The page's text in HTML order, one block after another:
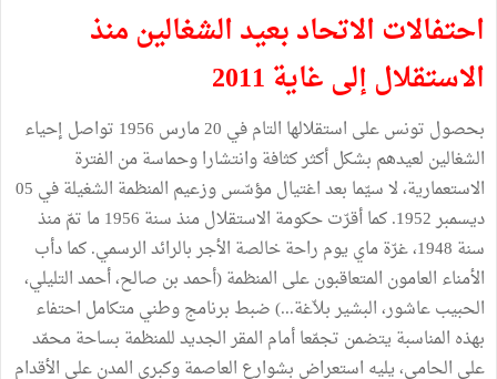
احتفالات الاتحاد بعيد الشغالين منذ
الاستقلال إلى غاية 2011
بحصول تونس على استقلالها التام في 20 مارس 1956 تواصل إحياء
الشغالين لعيدهم بشكل أكثر كثافة وانتشارا وحماسة من الفترة
الاستعمارية، لا سيّما بعد اغتيال مؤسّس وزعيم المنظمة الشغيلة في 05
ديسمبر 1952. كما أقرّت حكومة الاستقلال منذ سنة 1956 ما تمّ منذ
سنة 1948، غرّة ماي يوم راحة خالصة الأجر بالرائد الرسمي. كما دأب
الأمناء العامون المتعاقبون على المنظمة (أحمد بن صالح، أحمد التليلي،
الحبيب عاشور، البشير بلاّغة...) ضبط برنامج وطني متكامل احتفاء
بهذه المناسبة يتضمن تجمّعا أمام المقر الجديد للمنظمة بساحة محمّد
علي الحامي، يليه استعراض بشوارع العاصمة وكبرى المدن على الأقدام